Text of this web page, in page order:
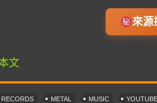
來源
文
METAL MUSIC YOUTUBE